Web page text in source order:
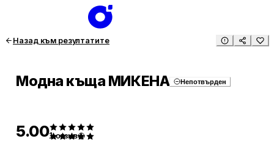
Назад към резултатите
Модна къща МИКЕНА Непотвърден
5.001 отзив